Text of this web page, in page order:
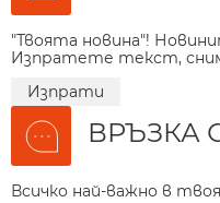
"Твоята новина"!
Изпратете текст,
Изпрати
ВРЪЗКА
Всичко най-важно в